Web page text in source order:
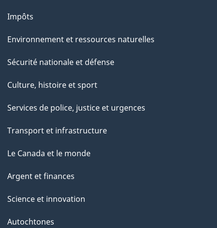
Impôts
Environnement et ressources naturelles
Sécurité nationale et défense
Culture, histoire et sport
Services de police, justice et urgences
Transport et infrastructure
Le Canada et le monde
Argent et finances
Science et innovation
Autochtones